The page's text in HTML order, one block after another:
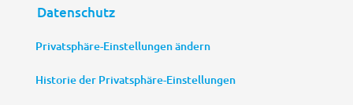
Datenschutz
Privatsphäre-Einstellungen ändern
Historie der Privatsphäre-Einstellungen